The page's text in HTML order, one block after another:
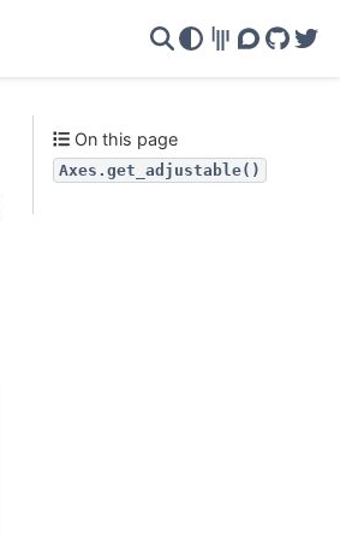
GitterDiscourse
GitHub
On this page
Axes.get_adjustable()